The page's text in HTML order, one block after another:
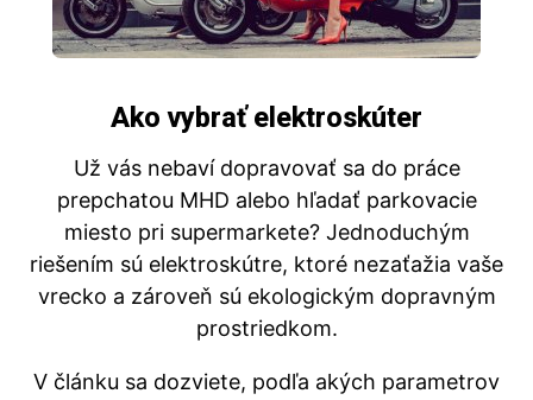
Ako vybrať elektroskúter
Už vás nebaví dopravovať sa do práce
prepchatou MHD alebo hľadať parkovacie
miesto pri supermarkete? Jednoduchým
riešením sú elektroskútre, ktoré nezaťažia vaše
vrecko a zároveň sú ekologickým dopravným
prostriedkom.
V článku sa dozviete, podľa akých parametrov